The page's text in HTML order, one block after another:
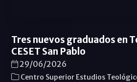
Tres nuevos graduados en
CESET San Pablo
29/06/2026
Centro Superior Estudios